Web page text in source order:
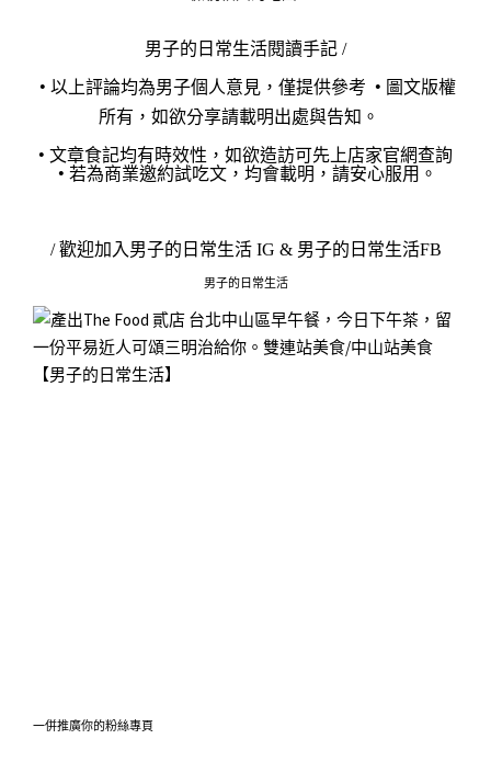
男子的日常生活閱讀手記 /
• 以上評論均為男子個人意見，僅提供參考 • 圖文版權
所有，如欲分享請載明出處與告知。
• 文章食記均有時效性，如欲造訪可先上店家官網查詢
• 若為商業邀約試吃文，均會載明，請安心服用。
/ 歡迎加入 男子的日常生活 IG & 男子的日常生活FB
男子的日常生活
一併推廣你的粉絲專頁